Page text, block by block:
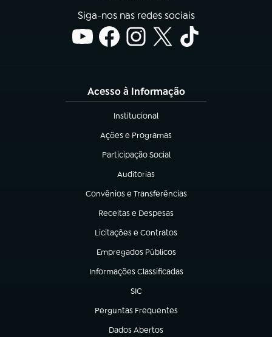
Siga-nos nas redes sociais
Acesso à Informação
Institucional
(abre em nova aba)
Ações e Programas
(abre em nova aba)
Participação Social
(abre em nova aba)
Auditorias
(abre em nova aba)
Convênios e Transferências
(abre em nova aba)
Receitas e Despesas
(abre em nova aba)
Licitações e Contratos
(abre em nova aba)
Empregados Públicos
(abre em nova aba)
Informações Classificadas
(abre em nova aba)
SIC
(abre em nova aba)
Perguntas Frequentes
(abre em nova aba)
Dados Abertos
(abre em nova aba)